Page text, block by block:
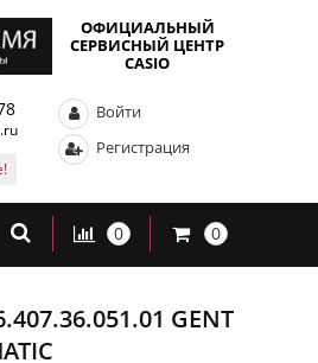
ОФИЦИАЛЬНЫЙ
СЕРВИСНЫЙ ЦЕНТР
CASIO
Войти
Регистрация
0 0
GENT